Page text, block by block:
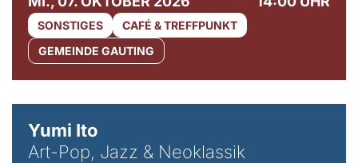
SONSTIGES
CAFÉ & TREFFPUNKT
GEMEINDE GAUTING
Yumi Ito
Art-Pop, Jazz & Neoklassik